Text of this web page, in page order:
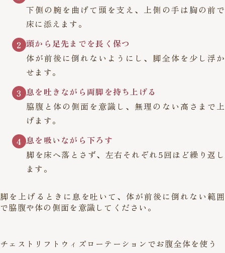
下側の腕を曲げて頭を支え、上側の手は胸の前で
床に添えます。
2 頭から足先までを長く保つ
体が前後に倒れないようにし、脚全体を少し浮か
せます。
3 息を吐きながら両脚を持ち上げる
脇腹と体の側面を意識し、無理のない高さまで上
げます。
4 息を吸いながら下ろす
脚を床へ落とさず、左右それぞれ5回ほど繰り返し
ます。
脚を上げるときに息を吐いて、体が前後に倒れない範囲
で脇腹や体の側面を意識してください。
チェストリフトウィズローテーションでお腹全体を使う